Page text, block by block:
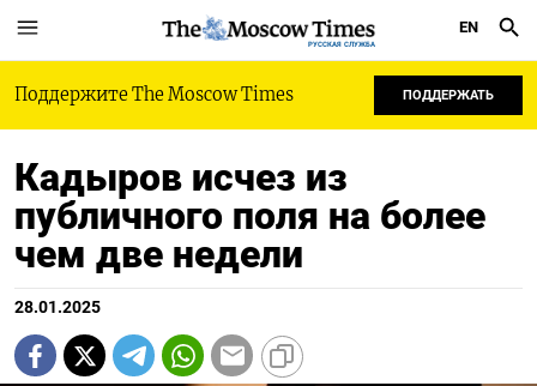
РУССКАЯ СЛУЖБА
EN
Поддержите The Moscow Times ПОДДЕРЖАТЬ
Кадыров исчез из
публичного поля на более
чем две недели
28.01.2025